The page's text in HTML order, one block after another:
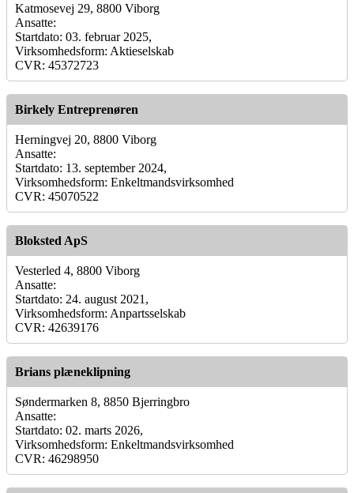
Katmosevej 29, 8800 Viborg
Ansatte:
Startdato: 03. februar 2025,
Virksomhedsform: Aktieselskab
CVR: 45372723
Birkely Entreprenøren
Herningvej 20, 8800 Viborg
Ansatte:
Startdato: 13. september 2024,
Virksomhedsform: Enkeltmandsvirksomhed
CVR: 45070522
Bloksted ApS
Vesterled 4, 8800 Viborg
Ansatte:
Startdato: 24. august 2021,
Virksomhedsform: Anpartsselskab
CVR: 42639176
Brians plæneklipning
Søndermarken 8, 8850 Bjerringbro
Ansatte:
Startdato: 02. marts 2026,
Virksomhedsform: Enkeltmandsvirksomhed
CVR: 46298950